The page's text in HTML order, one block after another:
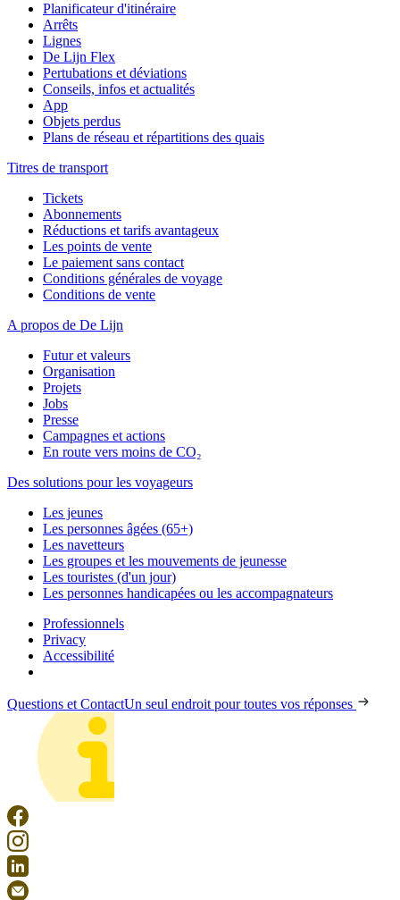
Planificateur d'itinéraire
Arrêts
Lignes
De Lijn Flex
Pertubations et déviations
Conseils, infos et actualités
App
Objets perdus
Plans de réseau et répartitions des quais
Titres de transport
Tickets
Abonnements
Réductions et tarifs avantageux
Les points de vente
Le paiement sans contact
Conditions générales de voyage
Conditions de vente
A propos de De Lijn
Futur et valeurs
Organisation
Projets
Jobs
Presse
Campagnes et actions
En route vers moins de CO₂
Des solutions pour les voyageurs
Les jeunes
Les personnes âgées (65+)
Les navetteurs
Les groupes et les mouvements de jeunesse
Les touristes (d'un jour)
Les personnes handicapées ou les accompagnateurs
Professionnels
Privacy
Accessibilité
Questions et ContactUn seul endroit pour toutes vos réponses